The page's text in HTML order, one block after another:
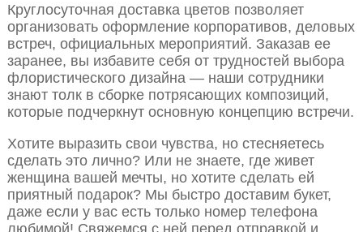
Круглосуточная доставка цветов позволяет
организовать оформление корпоративов, деловых
встреч, официальных мероприятий. Заказав ее
заранее, вы избавите себя от трудностей выбора
флористического дизайна — наши сотрудники
знают толк в сборке потрясающих композиций,
которые подчеркнут основную концепцию встречи.
Хотите выразить свои чувства, но стесняетесь
сделать это лично? Или не знаете, где живет
женщина вашей мечты, но хотите сделать ей
приятный подарок? Мы быстро доставим букет,
даже если у вас есть только номер телефона
любимой! Свяжемся с ней перед отправкой и